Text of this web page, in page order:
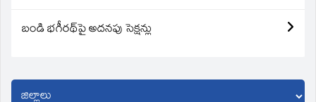
బండి భగీరథ్‌పై అదనపు సెక్షన్లు